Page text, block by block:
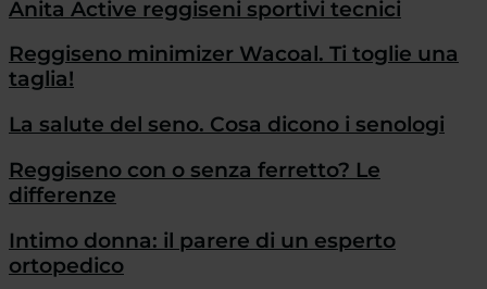
Anita Active reggiseni sportivi tecnici
Reggiseno minimizer Wacoal. Ti toglie una
taglia!
La salute del seno. Cosa dicono i senologi
Reggiseno con o senza ferretto? Le
differenze
Intimo donna: il parere di un esperto
ortopedico